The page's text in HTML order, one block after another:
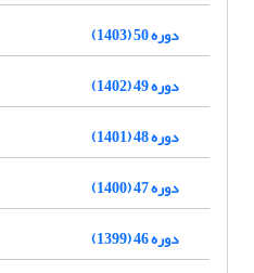
دوره 50 (1403)
دوره 49 (1402)
دوره 48 (1401)
دوره 47 (1400)
دوره 46 (1399)